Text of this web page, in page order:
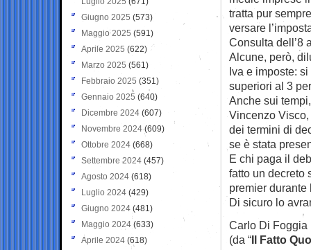
tratta pur
versare
Consulta dell’8
Alcune, però,
Iva e imposte:
superiori al 3
Anche sui
Vincenzo
dei termini di
se è stata
E chi paga il
fatto un decreto
premier
Di sicuro lo
Carlo Di Foggia
(da “Il Fatto
Giugno 2025 (573)
Maggio 2025 (591)
Aprile 2025 (622)
Marzo 2025 (561)
Febbraio 2025 (351)
Gennaio 2025 (640)
Dicembre 2024 (607)
Novembre 2024(609)
Ottobre 2024 (668)
Settembre 2024 (457)
Agosto 2024 (618)
Luglio 2024 (429)
Giugno 2024 (481)
Maggio 2024 (633)
Aprile 2024 (618)